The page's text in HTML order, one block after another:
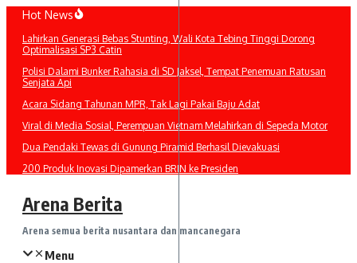
Lewati
konten
Hot News
Lahirkan Generasi Bebas Stunting, Wali Kota Tebing Tinggi Dorong
Optimalisasi SP3 Catin
Polisi Dalami Bunker Rahasia di SD Jaksel, Tempat Penemuan Ratusan
Senjata Api
Acara Sidang Tahunan MPR, Tak Lagi Pakai Baju Adat
Viral di Media Sosial, Perempuan Vietnam Melahirkan di Sepeda Motor
Dua Pendaki Tewas di Gunung Piramid Berhasil Dievakuasi
200 Produk Inovasi Dipamerkan BRIN ke Presiden
Arena Berita
Arena semua berita nusantara dan mancanegara
Menu